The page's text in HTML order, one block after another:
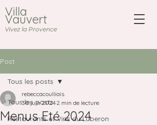
Villa
Vauvert
Vivez la Provence
Post
Tous les posts
Restaurants et Vins du Luberon
Tous les posts
Menus Eté 2024
rebeccacoulliais
30 juin 2024 2 min de lecture